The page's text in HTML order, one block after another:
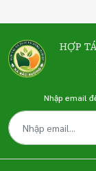
hậu, nông dân còn
thuốc bảo vệ thực
phân đạm nhiều,
đến chi phí thu
cao nhưng năng
xuống.
HỢP
Nhập email